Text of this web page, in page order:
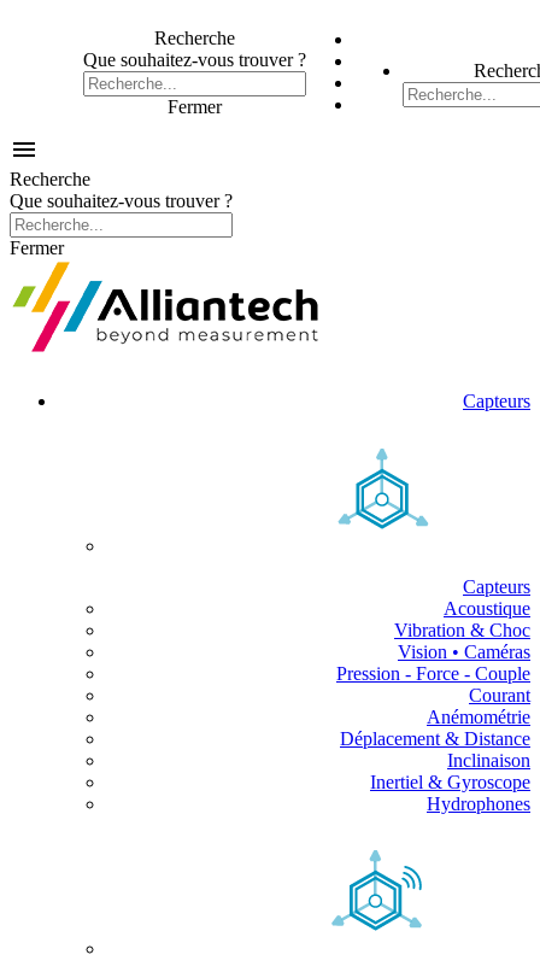
Recherche
Que souhaitez-vous trouver ?
Fermer

Recherche
Que souhaitez-vous trouver ?
Fermer
Capteurs
Capteurs
Acoustique
Vibration & Choc
Vision • Caméras
Pression - Force - Couple
Courant
Anémométrie
Déplacement & Distance
Inclinaison
Inertiel & Gyroscope
Hydrophones